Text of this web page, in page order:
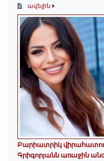
ավելին
Բարիատրիկ
Գրիգորյանն առաջին